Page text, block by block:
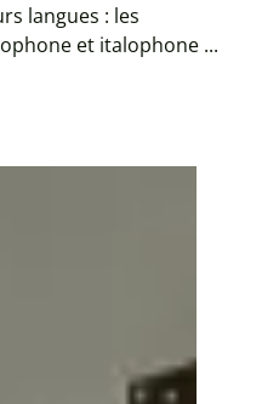
langues : les
et italophone ...